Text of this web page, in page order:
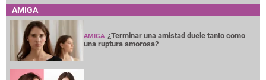
AMIGA
AMIGA ¿Terminar una amistad duele tanto como
una ruptura amorosa?